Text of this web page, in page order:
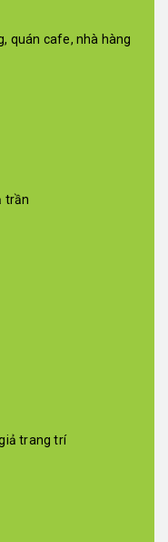
quán cafe, nhà hàng
trần
trang trí